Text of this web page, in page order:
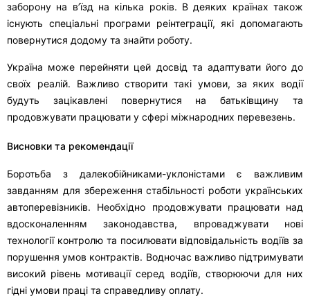
заборону на в’їзд на кілька років. В деяких країнах також
існують спеціальні програми реінтеграції, які допомагають
повернутися додому та знайти роботу.
Україна може перейняти цей досвід та адаптувати його до
своїх реалій. Важливо створити такі умови, за яких водії
будуть зацікавлені повернутися на батьківщину та
продовжувати працювати у сфері міжнародних перевезень.
Висновки та рекомендації
Боротьба з далекобійниками-уклоністами є важливим
завданням для збереження стабільності роботи українських
автоперевізників. Необхідно продовжувати працювати над
вдосконаленням законодавства, впроваджувати нові
технології контролю та посилювати відповідальність водіїв за
порушення умов контрактів. Водночас важливо підтримувати
високий рівень мотивації серед водіїв, створюючи для них
гідні умови праці та справедливу оплату.